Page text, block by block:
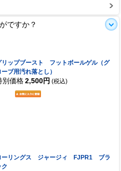
ですか？
リップブースト フットボールゲル（グ
ーブ用汚れ落とし）
別価格 2,500円 (税込)
ーリングス ジャージィ FJPR1 ブラ
ク